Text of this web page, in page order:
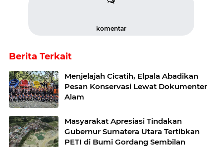
komentar
Berita Terkait
Menjelajah Cicatih, Elpala Abadikan
Pesan Konservasi Lewat Dokumenter
Alam
Masyarakat Apresiasi Tindakan
Gubernur Sumatera Utara Tertibkan
PETI di Bumi Gordang Sembilan